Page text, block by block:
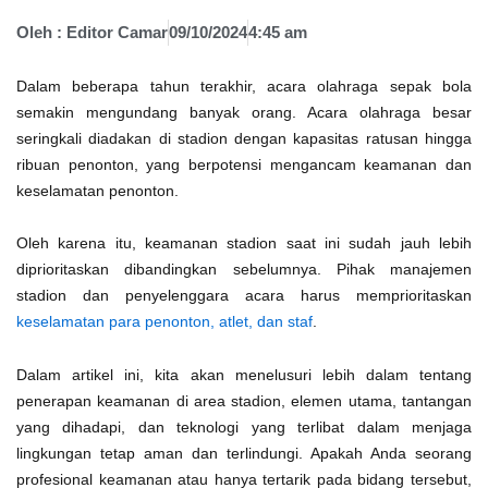
Oleh : Editor Camar09/10/20244:45 am
Dalam beberapa tahun terakhir, acara olahraga sepak bola
semakin mengundang banyak orang. Acara olahraga besar
seringkali diadakan di stadion dengan kapasitas ratusan hingga
ribuan penonton, yang berpotensi mengancam keamanan dan
keselamatan penonton.
Oleh karena itu, keamanan stadion saat ini sudah jauh lebih
diprioritaskan dibandingkan sebelumnya. Pihak manajemen
stadion dan penyelenggara acara harus memprioritaskan
keselamatan para penonton, atlet, dan staf.
Dalam artikel ini, kita akan menelusuri lebih dalam tentang
penerapan keamanan di area stadion, elemen utama, tantangan
yang dihadapi, dan teknologi yang terlibat dalam menjaga
lingkungan tetap aman dan terlindungi. Apakah Anda seorang
profesional keamanan atau hanya tertarik pada bidang tersebut,